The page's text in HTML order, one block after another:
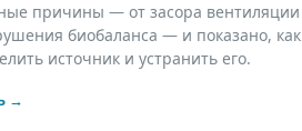
причины — от засора вентиляции
биобаланса — и показано, как
источник и устранить его.
→